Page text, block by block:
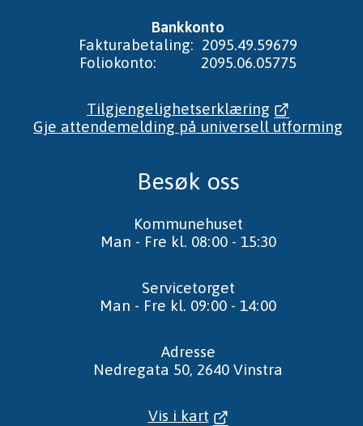
Bankkonto
Fakturabetaling: 2095.49.59679
Foliokonto: 2095.06.05775
Tilgjengelighetserklæring
Gje attendemelding på universell utforming
Besøk oss
Kommunehuset
Man - Fre kl. 08:00 - 15:30
Servicetorget
Man - Fre kl. 09:00 - 14:00
Adresse
Nedregata 50, 2640 Vinstra
Vis i kart